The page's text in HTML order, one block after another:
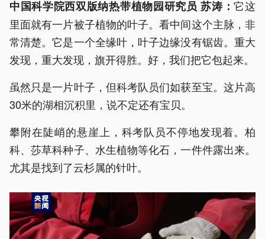
中国科学院西双版纳热带植物园研究员 苏涛：它这
里面就有一片被子植物的叶子。看中间这个主脉，非
常清楚。它是一个全缘叶，叶子边缘没有锯齿。重大
发现，重大发现，旗开得胜。好，我们把它包起来。
虽然只是一片叶子，但科考队员们如获至宝。这片高
30米的湖相沉积里，说不定还有宝贝。
攀附在陡峭的悬崖上，科考队员不停地发现着。柏
科、莎草科种子、水生植物等化石，一件件露出来。
尤其是找到了云杉属的针叶。